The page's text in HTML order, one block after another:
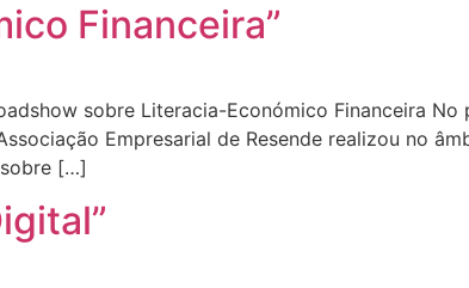
Financeira”
sobre Literacia-Económico Financeira
Empresarial de Resende realizou no
[…]